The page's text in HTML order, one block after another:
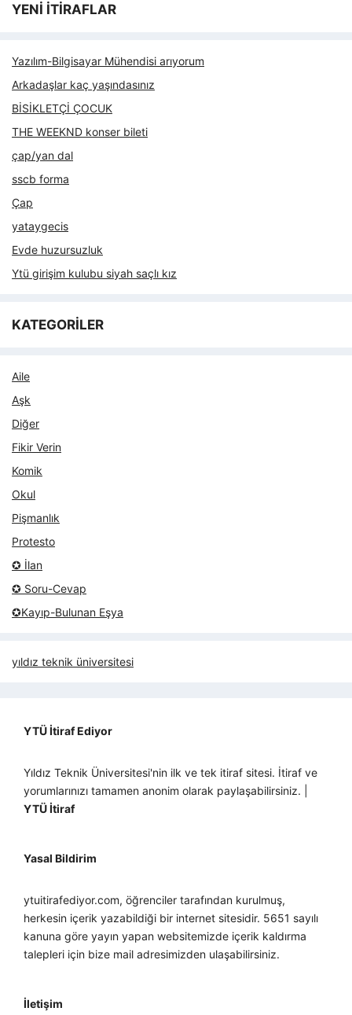
YENİ İTİRAFLAR
Yazılım-Bilgisayar Mühendisi arıyorum
Arkadaşlar kaç yaşındasınız
BİSİKLETÇİ ÇOCUK
THE WEEKND konser bileti
çap/yan dal
sscb forma
Çap
yataygecis
Evde huzursuzluk
Ytü girişim kulubu siyah saçlı kız
KATEGORİLER
Aile
Aşk
Diğer
Fikir Verin
Komik
Okul
Pişmanlık
Protesto
✪ İlan
✪ Soru-Cevap
✪Kayıp-Bulunan Eşya
yıldız teknik üniversitesi
YTÜ İtiraf Ediyor
Yıldız Teknik Üniversitesi'nin ilk ve tek itiraf sitesi. İtiraf ve
yorumlarınızı tamamen anonim olarak paylaşabilirsiniz. |
YTÜ İtiraf
Yasal Bildirim
ytuitirafediyor.com, öğrenciler tarafından kurulmuş,
herkesin içerik yazabildiği bir internet sitesidir. 5651 sayılı
kanuna göre yayın yapan websitemizde içerik kaldırma
talepleri için bize mail adresimizden ulaşabilirsiniz.
İletişim